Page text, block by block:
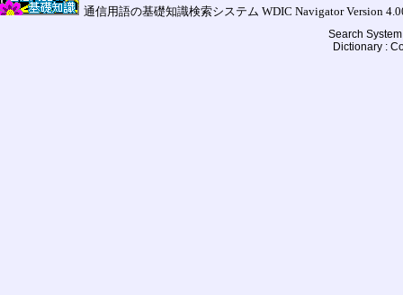
通信用語の基礎知識検索システム WDIC Navigator Version
Search
Dictionary :